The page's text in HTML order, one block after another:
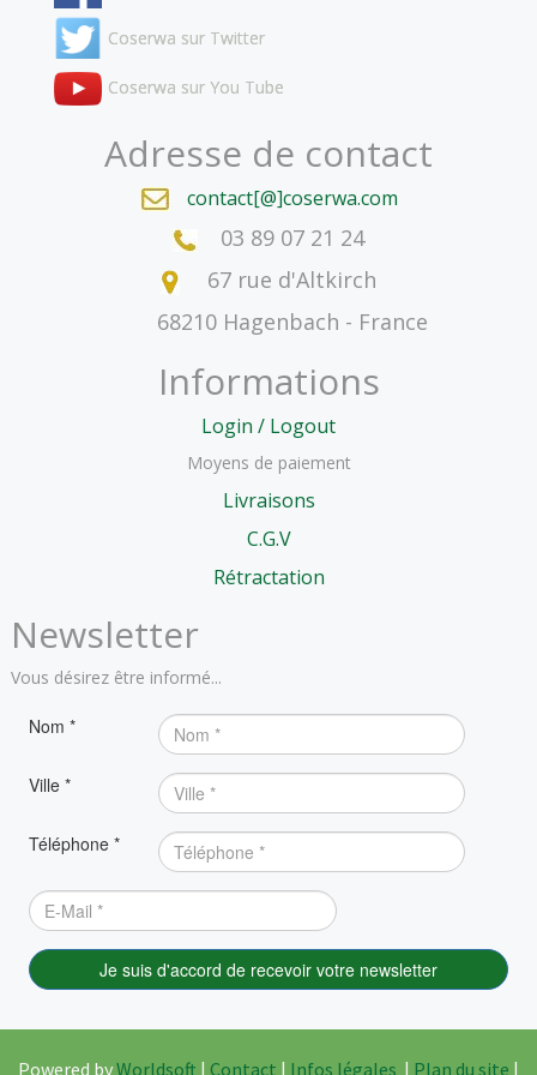
Coserwa sur Twitter
Coserwa sur You Tube
Adresse de contact
contact[@]coserwa.com
03 89 07 21 24
67 rue d'Altkirch
68210 Hagenbach - France
Informations
Login / Logout
Moyens de paiement
Livraisons
C.G.V
Rétractation
Newsletter
Vous désirez être informé...
Powered byWorldsoft | Contact | Infos légales | Plan du site |